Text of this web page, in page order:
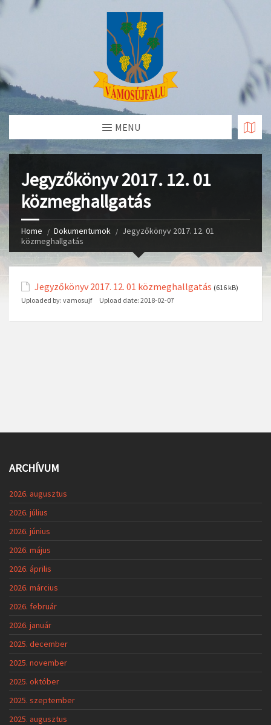
Skip
MENU
Jegyzőkönyv 2017. 12. 01
közmeghallgatás
Home Dokumentumok
Jegyzőkönyv 2017. 12. 01
közmeghallgatás
Jegyzőkönyv 2017. 12. 01 közmeghallgatás (616 kB)
Uploaded by: vamosujf Upload date: 2018-02-07
ARCHÍVUM
2026. augusztus
2026. július
2026. június
2026. május
2026. április
2026. március
2026. február
2026. január
2025. december
2025. november
2025. október
2025. szeptember
2025. augusztus